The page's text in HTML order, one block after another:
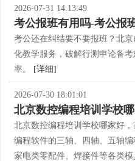
2026-07-31 14:13:49
考公报班有用吗-考公报
考公还在纠结要不要报班？北
化教学服务，破解行测申论备
率。
[详细]
2026-07-30 18:01:01
北京数控编程培训学校
北京数控编程培训学校哪家好
编程软件的三轴、四轴、五轴编
家电类零配件、焊接件等各类